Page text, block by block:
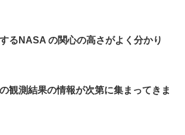
るNASA の関心の高さがよく分かり
観測結果の情報が次第に集まってきま